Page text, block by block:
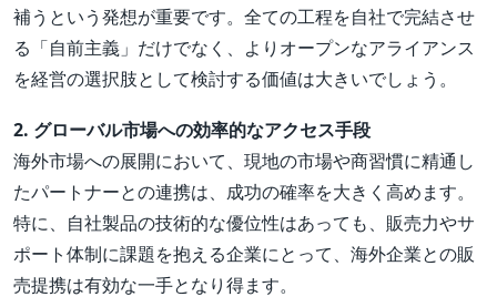
補うという発想が重要です。全ての工程を自社で完結させ
る「自前主義」だけでなく、よりオープンなアライアンス
を経営の選択肢として検討する価値は大きいでしょう。
2. グローバル市場への効率的なアクセス手段
海外市場への展開において、現地の市場や商習慣に精通し
たパートナーとの連携は、成功の確率を大きく高めます。
特に、自社製品の技術的な優位性はあっても、販売力やサ
ポート体制に課題を抱える企業にとって、海外企業との販
売提携は有効な一手となり得ます。